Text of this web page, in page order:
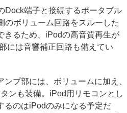
端子と接続するポータブル
のボリューム回路をスルーした
きるため、iPodの高音質再生が
には音響補正回路も備えてい
プ部には、ボリュームに加え、
ンも装備。iPod用リモコンとし
るのはiPodのみになる予定だ